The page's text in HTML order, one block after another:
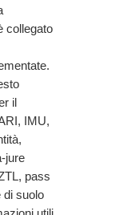
collegato
il
IMU,
jure
pass
di suolo